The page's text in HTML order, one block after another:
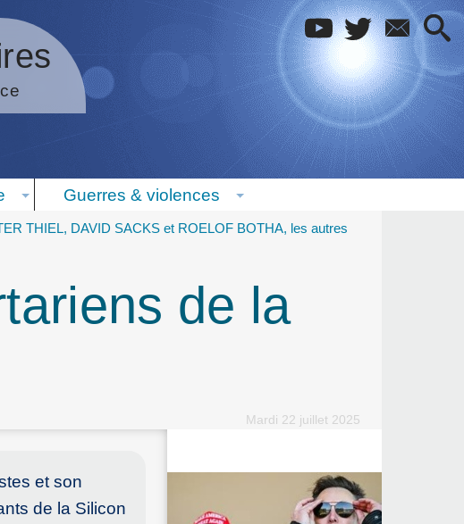
Guerres & violences
THIEL, DAVID SACKS et ROELOF BOTHA, les autres
de la
Mardi 22 juillet 2025
et son
de la Silicon